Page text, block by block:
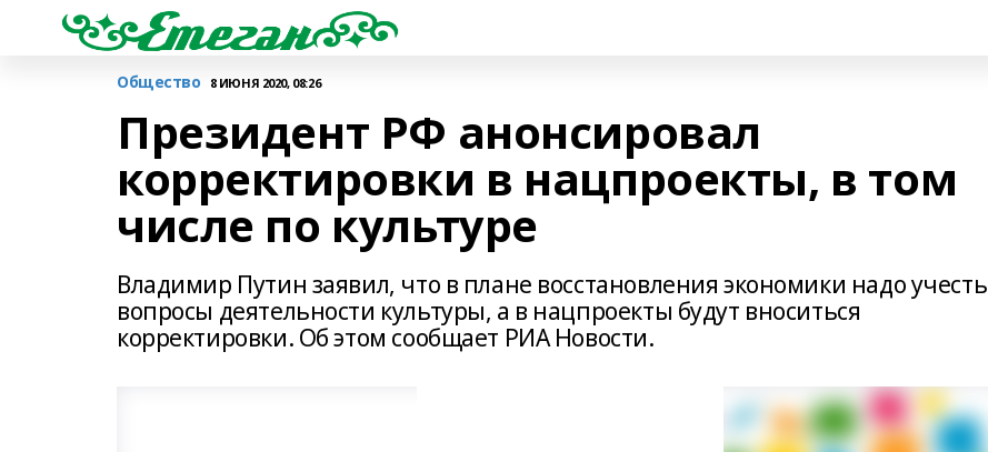
Общество 8 ИЮНЯ 2020, 08:26
Президент РФ анонсировал
корректировки в нацпроекты, в том
числе по культуре
Владимир Путин заявил, что в плане восстановления экономики надо учесть
вопросы деятельности культуры, а в нацпроекты будут вноситься
корректировки. Об этом сообщает РИА Новости.